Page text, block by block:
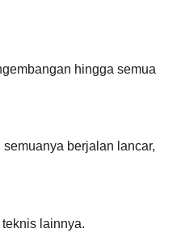
hingga semua
berjalan lancar,
lainnya.